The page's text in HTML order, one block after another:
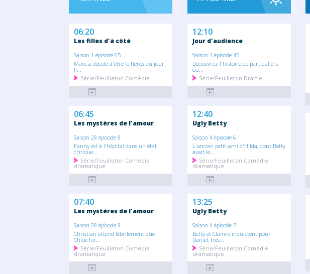
06:20
Les filles d'à côté
Saison 1 épisode 65
Marc a décidé d'être le héros du jour.
Il...
Série/Feuilleton Comédie
06:45
Les mystères de l'amour
Saison 28 épisode 8
Fanny est à l'hôpital dans un état
critique...
Série/Feuilleton Comédie
dramatique
07:40
Les mystères de l'amour
Saison 28 épisode 9
Christian attend fébrilement que
Chloé lui...
Série/Feuilleton Comédie
dramatique
12:10
Jour d'audience
Saison 1 épisode 45
Découvrez l'histoire de particuliers
ou...
Série/Feuilleton Drame
12:40
Ugly Betty
Saison 4 épisode 6
L'ancien petit-ami d'Hilda, dont Betty
avait le...
Série/Feuilleton Comédie
dramatique
13:25
Ugly Betty
Saison 4 épisode 7
Betty et Claire s'inquiètent pour
Daniel, très...
Série/Feuilleton Comédie
dramatique